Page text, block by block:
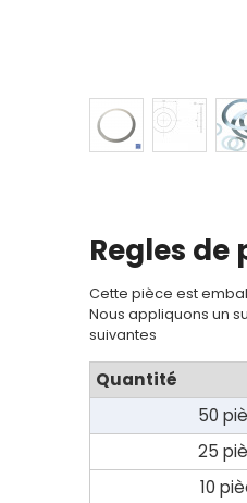
Regles de
Cette pièce est
Nous appliquons un
suivantes
Quantité
50
25
10